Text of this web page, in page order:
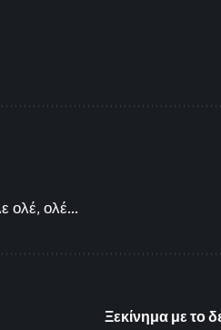
ολέ, ολέ...
Ξεκίνημα με το